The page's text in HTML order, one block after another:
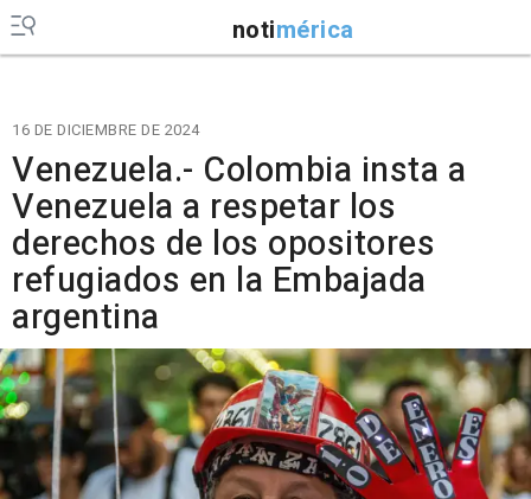
notimérica
16 DE DICIEMBRE DE 2024
Venezuela.- Colombia insta a
Venezuela a respetar los
derechos de los opositores
refugiados en la Embajada
argentina